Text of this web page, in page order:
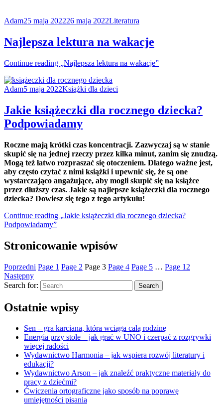
Adam25 maja 202226 maja 2022Literatura
Najlepsza lektura na wakacje
Continue reading „Najlepsza lektura na wakacje”
Adam5 maja 2022Książki dla dzieci
Jakie książeczki dla rocznego dziecka?
Podpowiadamy
Roczne mają krótki czas koncentracji. Zazwyczaj są w stanie
skupić się na jednej rzeczy przez kilka minut, zanim się znudzą.
Mogą też łatwo rozpraszać się otoczeniem. Dlatego ważne jest,
aby często czytać z nimi książki i upewnić się, że są one
wystarczająco angażujące, aby mogli skupić się na książce
przez dłuższy czas. Jakie są najlepsze książeczki dla rocznego
dziecka? Dowiesz się tego z tego artykułu!
Continue reading „Jakie książeczki dla rocznego dziecka?
Podpowiadamy”
Stronicowanie wpisów
Poprzedni Page 1 Page 2 Page 3 Page 4 Page 5 … Page 12
Następny
Search for:
Search
Ostatnie wpisy
Sen – gra karciana, która wciąga całą rodzinę
Energia przy stole – jak grać w UNO i czerpać z rozgrywki
więcej radości
Wydawnictwo Harmonia – jak wspiera rozwój literatury i
edukacji?
Wydawnictwo Arson – jak znaleźć praktyczne materiały do
pracy z dziećmi?
Ćwiczenia ortograficzne jako sposób na poprawę
umiejętności pisania